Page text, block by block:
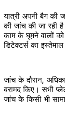
यात्री अपनी बैग की
की जांच की जा रही
काम के घूमने वालों को
डिटेक्टर्स का
जांच के दौरान,
बरामद किए। सभी
जांच के किसी भी